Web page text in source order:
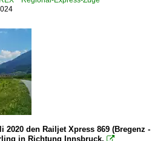
2020 den Railjet Xpress 869 (Bregenz -
in Richtung Innsbruck. 